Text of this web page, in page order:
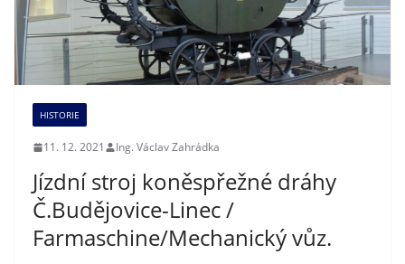
HISTORIE
11. 12. 2021 Ing. Václav Zahrádka
Jízdní stroj koněspřežné dráhy
Č.Budějovice-Linec /
Farmaschine/Mechanický vůz.